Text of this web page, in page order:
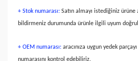
+ Stok numarası: Satın almayı istediğiniz ürüne
bildirmeniz durumunda ürünle ilgili uyum
+ OEM numarası: aracınıza uygun yedek
numarasını kontrol edebiliriz.